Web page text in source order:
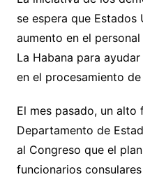
se espera que Estados
aumento en el
La Habana para
en el procesamiento de
El mes pasado, un alto
Departamento de
al Congreso que el
funcionarios